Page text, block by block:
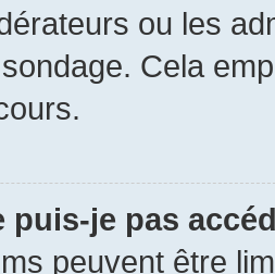
ou les
Cela
puis-je pas
peuvent être